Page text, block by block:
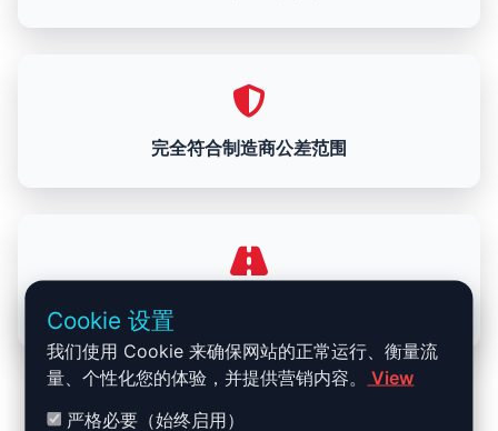
完全符合制造商公差范围
驾驶更顺畅，日常更舒适
Cookie 设置
我们使用 Cookie 来确保网站的正常运行、衡量流
量、个性化您的体验，并提供营销内容。
View
严格必要（始终启用）